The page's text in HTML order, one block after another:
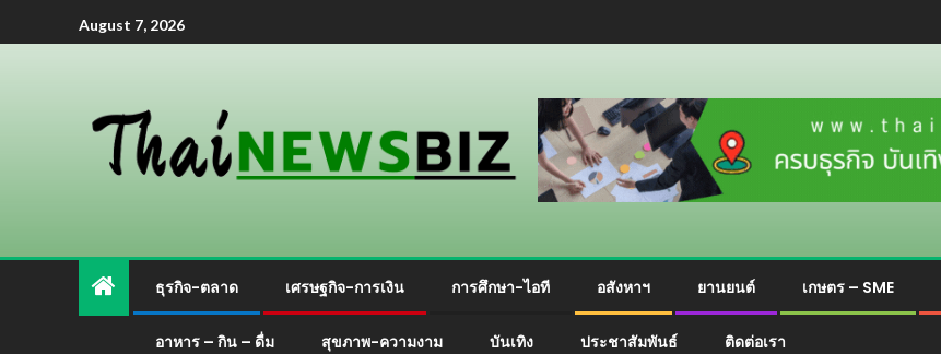
August 7, 2026
ธุรกิจ-ตลาด เศรษฐกิจ-การเงิน การศึกษา-ไอที อสังหาฯ ยานยนต์ เกษตร – SME
อาหาร – กิน – ดื่ม สุขภาพ-ความงาม บันเทิง ประชาสัมพันธ์ ติดต่อเรา